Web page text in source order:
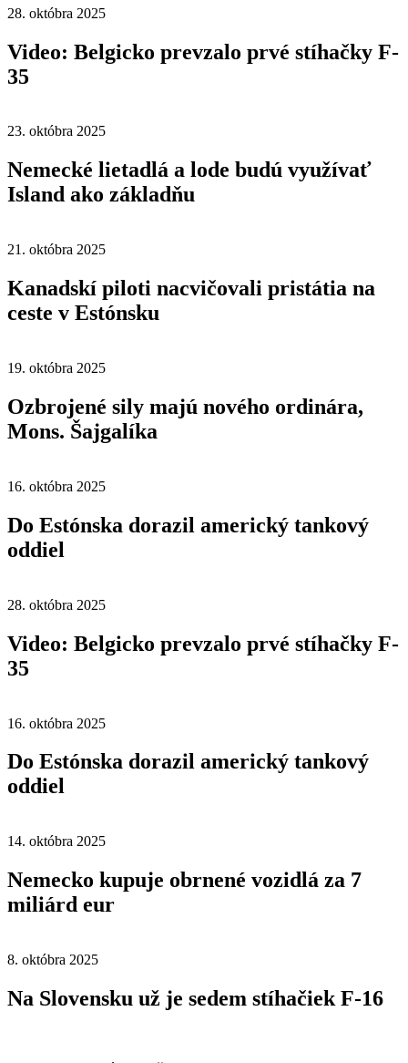
28. októbra 2025
Video: Belgicko prevzalo prvé stíhačky F-
35
23. októbra 2025
Nemecké lietadlá a lode budú využívať
Island ako základňu
21. októbra 2025
Kanadskí piloti nacvičovali pristátia na
ceste v Estónsku
19. októbra 2025
Ozbrojené sily majú nového ordinára,
Mons. Šajgalíka
16. októbra 2025
Do Estónska dorazil americký tankový
oddiel
28. októbra 2025
Video: Belgicko prevzalo prvé stíhačky F-
35
16. októbra 2025
Do Estónska dorazil americký tankový
oddiel
14. októbra 2025
Nemecko kupuje obrnené vozidlá za 7
miliárd eur
8. októbra 2025
Na Slovensku už je sedem stíhačiek F-16